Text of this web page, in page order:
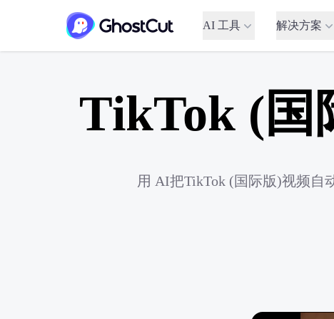
AI 工具 解决方案
TikTok (国
用 AI把TikTok (国际版)视频自